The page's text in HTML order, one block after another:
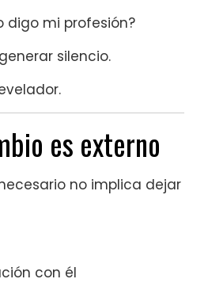
digo mi profesión?
silencio.
es externo
no implica dejar
con él